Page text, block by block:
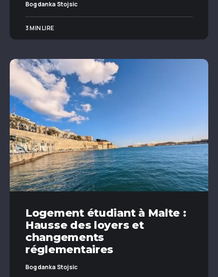
Bogdanka Stojsic
3 MIN LIRE
Logement étudiant à Malte :
Hausse des loyers et
changements
réglementaires
Bogdanka Stojsic